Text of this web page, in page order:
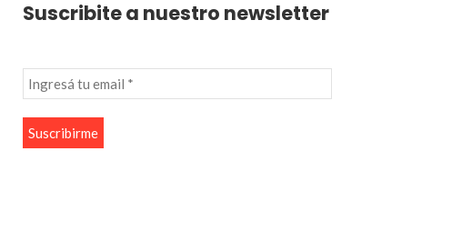
Suscribite a nuestro newsletter